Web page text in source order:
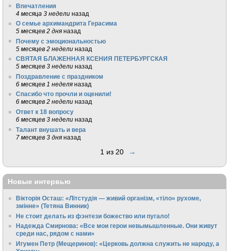
Впечатления
4 месяца 3 недели назад
О семье архимандрита Герасима
5 месяцев 2 дня назад
Почему с эмоциональностью
5 месяцев 2 недели назад
СВЯТАЯ БЛАЖЕННАЯ КСЕНИЯ ПЕТЕРБУРГСКАЯ
5 месяцев 3 недели назад
Поздравление с праздником
6 месяцев 1 неделя назад
Спасибо что прочли и оценили!
6 месяцев 2 недели назад
Ответ к 18 вопросу
6 месяцев 3 недели назад
Талант внушать и вера
7 месяцев 3 дня назад
1 из 20 →
Новые интервью
Вікторія Осташ: «Літстудія — живий організм, «тіло» рухоме,
змінне» (Тетяна Винник)
Не стоит делать из фэнтези божество или пугало!
Надежда Смирнова: «Все мои герои невымышленные. Они живут
среди нас, рядом с нами»
Игумен Петр (Мещеринов): «Церковь должна служить не народу, а